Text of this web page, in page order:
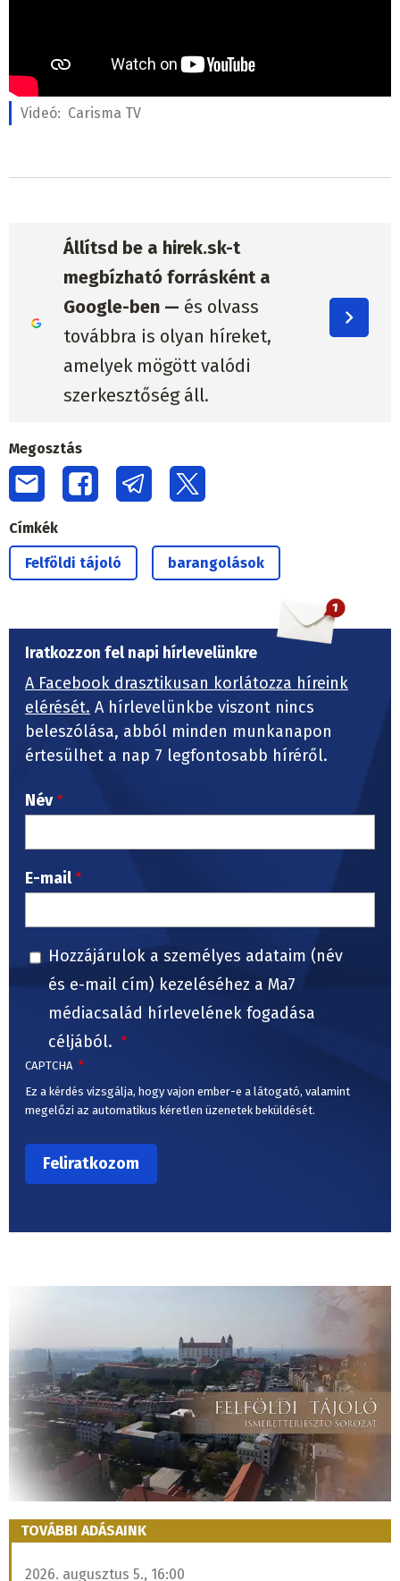
Videó: Carisma TV
Állítsd be a hirek.sk-t
megbízható forrásként a
Google-ben — és olvass
továbbra is olyan híreket,
amelyek mögött valódi
szerkesztőség áll.
Megosztás
Címkék
Felföldi tájoló barangolások
Iratkozzon fel napi hírlevelünkre
A Facebook drasztikusan korlátozza híreink
elérését. A hírlevelünkbe viszont nincs
beleszólása, abból minden munkanapon
értesülhet a nap 7 legfontosabb híréről.
Név
E-mail
Hozzájárulok a személyes adataim (név
és e-mail cím) kezeléséhez a Ma7
médiacsalád hírlevelének fogadása
céljából.
CAPTCHA
Ez a kérdés vizsgálja, hogy vajon ember-e a látogató, valamint
megelőzi az automatikus kéretlen üzenetek beküldését.
TOVÁBBI ADÁSAINK
2026. augusztus 5., 16:00